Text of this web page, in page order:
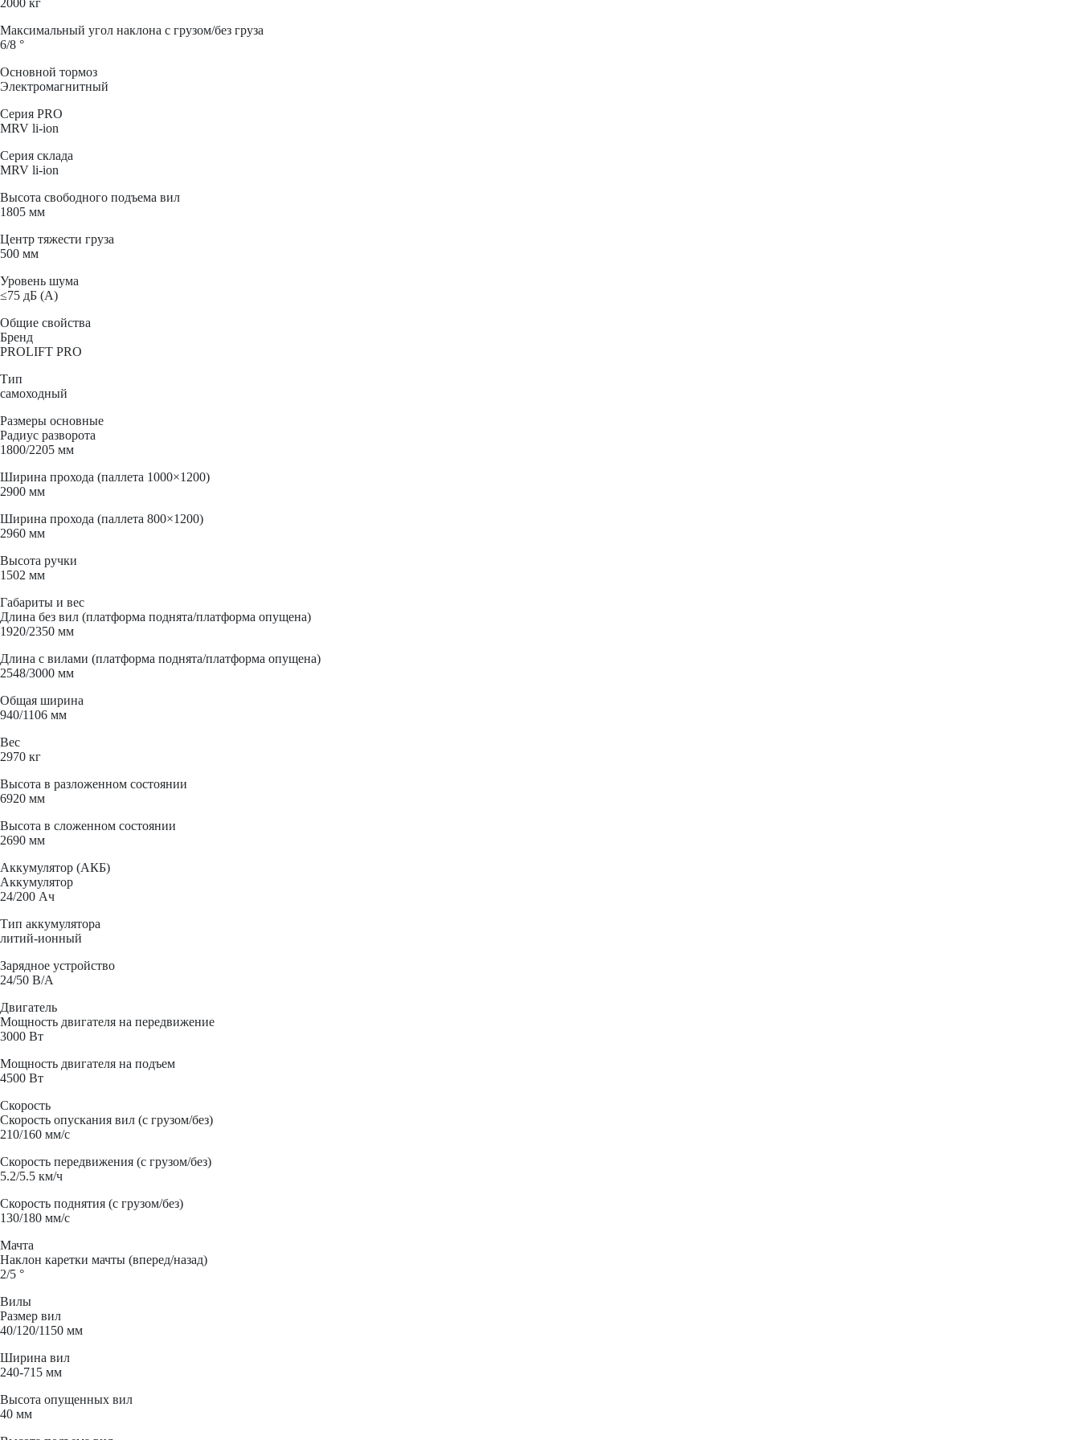
2000 кг
Максимальный угол наклона с грузом/без груза
6/8 °
Основной тормоз
Электромагнитный
Серия PRO
MRV li-ion
Серия склада
MRV li-ion
Высота свободного подъема вил
1805 мм
Центр тяжести груза
500 мм
Уровень шума
≤75 дБ (А)
Общие свойства
Бренд
PROLIFT PRO
Тип
самоходный
Размеры основные
Радиус разворота
1800/2205 мм
Ширина прохода (паллета 1000×1200)
2900 мм
Ширина прохода (паллета 800×1200)
2960 мм
Высота ручки
1502 мм
Габариты и вес
Длина без вил (платформа поднята/платформа опущена)
1920/2350 мм
Длина с вилами (платформа поднята/платформа опущена)
2548/3000 мм
Общая ширина
940/1106 мм
Вес
2970 кг
Высота в разложенном состоянии
6920 мм
Высота в сложенном состоянии
2690 мм
Аккумулятор (АКБ)
Аккумулятор
24/200 Ач
Тип аккумулятора
литий-ионный
Зарядное устройство
24/50 В/А
Двигатель
Мощность двигателя на передвижение
3000 Вт
Мощность двигателя на подъем
4500 Вт
Скорость
Скорость опускания вил (с грузом/без)
210/160 мм/с
Скорость передвижения (с грузом/без)
5.2/5.5 км/ч
Скорость поднятия (с грузом/без)
130/180 мм/с
Мачта
Наклон каретки мачты (вперед/назад)
2/5 °
Вилы
Размер вил
40/120/1150 мм
Ширина вил
240-715 мм
Высота опущенных вил
40 мм